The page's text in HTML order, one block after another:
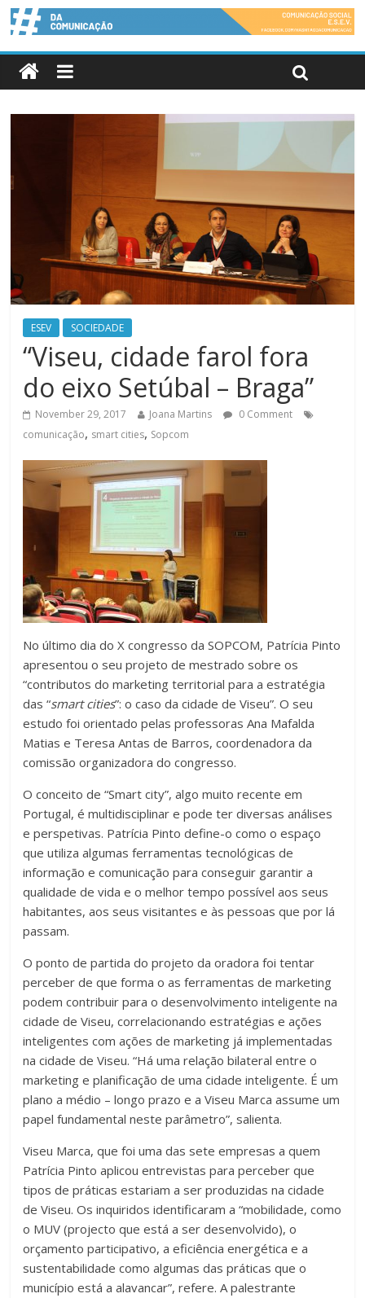
ESEV SOCIEDADE
“Viseu, cidade farol fora
do eixo Setúbal – Braga”
November 29, 2017 Joana Martins
0 Comment
comunicação, smart cities, Sopcom
No último dia do X congresso da SOPCOM, Patrícia Pinto
apresentou o seu projeto de mestrado sobre os
“contributos do marketing territorial para a estratégia
das “smart cities”: o caso da cidade de Viseu”. O seu
estudo foi orientado pelas professoras Ana Mafalda
Matias e Teresa Antas de Barros, coordenadora da
comissão organizadora do congresso.
O conceito de “Smart city”, algo muito recente em
Portugal, é multidisciplinar e pode ter diversas análises
e perspetivas. Patrícia Pinto define-o como o espaço
que utiliza algumas ferramentas tecnológicas de
informação e comunicação para conseguir garantir a
qualidade de vida e o melhor tempo possível aos seus
habitantes, aos seus visitantes e às pessoas que por lá
passam.
O ponto de partida do projeto da oradora foi tentar
perceber de que forma o as ferramentas de marketing
podem contribuir para o desenvolvimento inteligente na
cidade de Viseu, correlacionando estratégias e ações
inteligentes com ações de marketing já implementadas
na cidade de Viseu. “Há uma relação bilateral entre o
marketing e planificação de uma cidade inteligente. É um
plano a médio – longo prazo e a Viseu Marca assume um
papel fundamental neste parâmetro”, salienta.
Viseu Marca, que foi uma das sete empresas a quem
Patrícia Pinto aplicou entrevistas para perceber que
tipos de práticas estariam a ser produzidas na cidade
de Viseu. Os inquiridos identificaram a “mobilidade, como
o MUV (projecto que está a ser desenvolvido), o
orçamento participativo, a eficiência energética e a
sustentabilidade como algumas das práticas que o
município está a alavancar”, refere. A palestrante